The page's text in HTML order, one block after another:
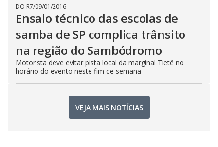
DO R7/09/01/2016
Ensaio técnico das escolas de
samba de SP complica trânsito
na região do Sambódromo
Motorista deve evitar pista local da marginal Tietê no
horário do evento neste fim de semana
VEJA MAIS NOTÍCIAS